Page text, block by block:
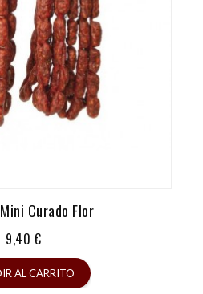
Curado Flor
Precio
9,40 €
AL CARRITO